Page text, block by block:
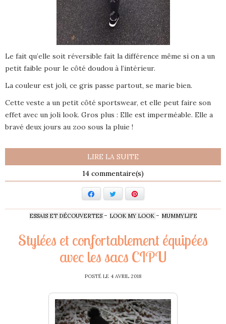
Le fait qu’elle soit réversible fait la différence même si on a un
petit faible pour le côté doudou à l’intérieur.
La couleur est joli, ce gris passe partout, se marie bien.
Cette veste a un petit côté sportswear, et elle peut faire son
effet avec un joli look. Gros plus : Elle est imperméable. Elle a
bravé deux jours au zoo sous la pluie !
LIRE LA SUITE
14
FacebookTwitter
ESSAIS ET DÉCOUVERTES - LOOK MY LOOK - MUMMYLIFE
Stylées et confortablement équipées
avec les sacs CIPU
POSTÉ LE 4 AVRIL 2018